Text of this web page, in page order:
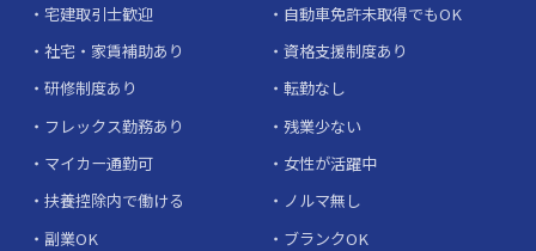
宅建取引士歓迎
自動車免許未取得でもOK
社宅・家賃補助あり
資格支援制度あり
研修制度あり
転勤なし
フレックス勤務あり
残業少ない
マイカー通勤可
女性が活躍中
扶養控除内で働ける
ノルマ無し
副業OK
ブランクOK